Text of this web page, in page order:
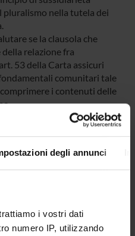
degli annunci
i vostri dati
numero IP, utilizzando
nella tutela dei
se la clausola che
relazione fra
53 della Carta assicuri
comunitari tale
i contenuti delle
suddetti, si dovrà
trattamento dei
aperto agli interventi
dagli statuti
di elaborazione e